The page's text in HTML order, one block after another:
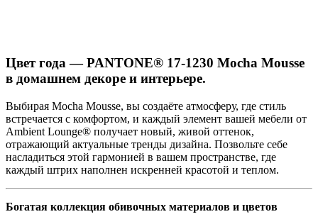
Цвет года — PANTONE® 17-1230 Mocha Mousse
в домашнем декоре и интерьере.
Выбирая Mocha Mousse, вы создаёте атмосферу, где стиль
встречается с комфортом, и каждый элемент вашей мебели от
Ambient Lounge® получает новый, живой оттенок,
отражающий актуальные тренды дизайна. Позвольте себе
насладиться этой гармонией в вашем пространстве, где
каждый штрих наполнен искренней красотой и теплом.
Богатая коллекция обивочных материалов и цветов